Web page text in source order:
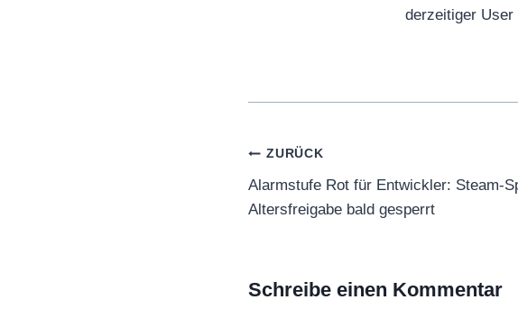
derzeitiger User
Beitragsnavigation
ZURÜCK
Alarmstufe Rot für Entwickler: Steam-
Altersfreigabe bald gesperrt
Schreibe einen Kommentar